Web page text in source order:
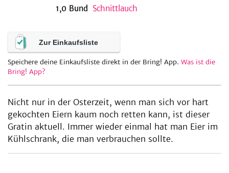
1,0 Bund Schnittlauch
Zur Einkaufsliste
Speichere deine Einkaufsliste direkt in der Bring! App. Was ist die
Bring! App?
Nicht nur in der Osterzeit, wenn man sich vor hart
gekochten Eiern kaum noch retten kann, ist dieser
Gratin aktuell. Immer wieder einmal hat man Eier im
Kühlschrank, die man verbrauchen sollte.